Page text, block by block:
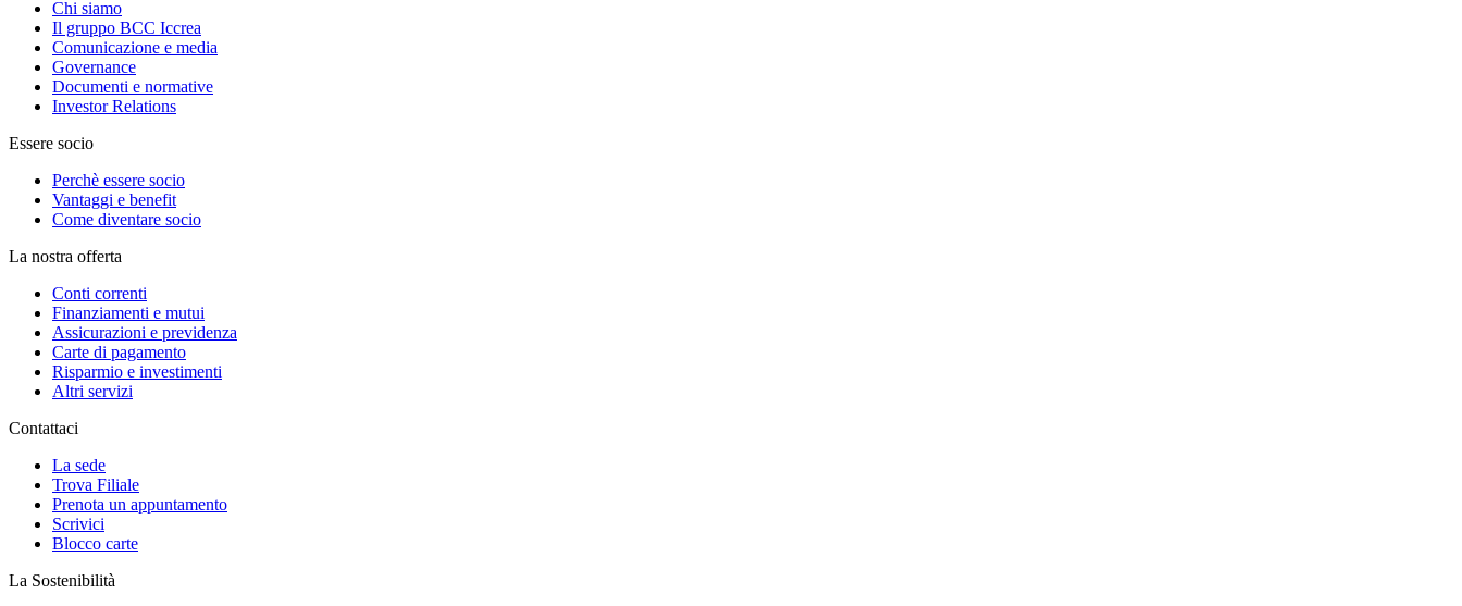
Chi siamo
Il gruppo BCC Iccrea
Comunicazione e media
Governance
Documenti e normative
Investor Relations
Essere socio
Perchè essere socio
Vantaggi e benefit
Come diventare socio
La nostra offerta
Conti correnti
Finanziamenti e mutui
Assicurazioni e previdenza
Carte di pagamento
Risparmio e investimenti
Altri servizi
Contattaci
La sede
Trova Filiale
Prenota un appuntamento
Scrivici
Blocco carte
La Sostenibilità